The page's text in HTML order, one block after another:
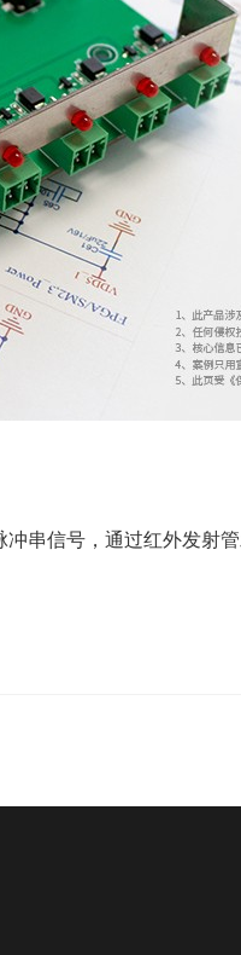
串信号，通过红外发射